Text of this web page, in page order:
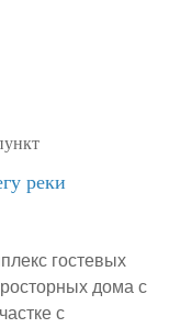
реки
гостевых
дома с
с